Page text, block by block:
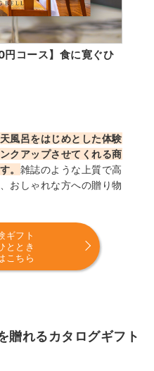
コース】食に寛ぐひ
風呂をはじめとした体験
クアップさせてくれる商
。 雑誌のような上質で高
おしゃれな方への贈り物
ギフト
ととき
こちら
贈れるカタログギフト